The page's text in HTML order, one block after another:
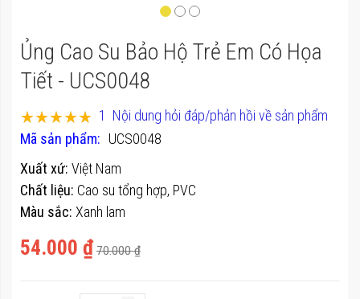
thư
viện
hình
ảnh
đến
phần
của
thư
viện
hình
ảnh
Ủng Cao Su Bảo Hộ Trẻ Em Có Họa
Tiết - UCS0048
Mã sản phẩm UCS0048
Xếp hạng:
100
% of100
1 Nội dung hỏi đáp/phản hồi về sản phẩm
54.000 ₫ 70.000 ₫
Xuất xứ: Việt Nam
Chất liệu: Cao su tổng hợp, PVC
Màu sắc: Xanh lam